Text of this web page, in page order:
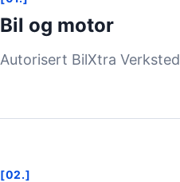
Bil og motor
Autorisert BilXtra Verksted
[02.]